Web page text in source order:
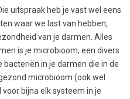
uitspraak heb je vast wel eens
waar we last van hebben,
van je darmen. Alles
is je microbioom, een divers
in je darmen die in de
microbioom (ook wel
bijna elk systeem in je